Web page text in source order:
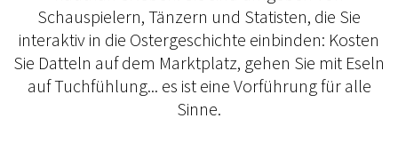
Schauspielern, Tänzern und Statisten, die Sie
interaktiv in die Ostergeschichte einbinden: Kosten
Sie Datteln auf dem Marktplatz, gehen Sie mit Eseln
auf Tuchfühlung... es ist eine Vorführung für alle
Sinne.